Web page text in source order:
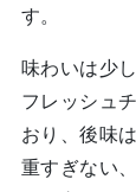
す。
味わいは少
フレッシュ
おり、後味
重すぎない